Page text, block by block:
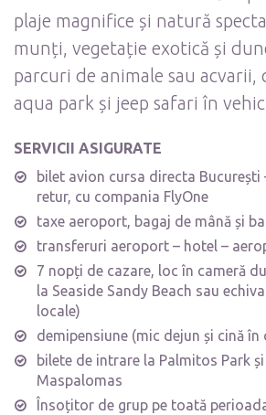
plaje magnifice și natură
munți, vegetație exotică și
parcuri de animale sau acvarii,
aqua park și jeep safari în
SERVICII ASIGURATE
bilet avion cursa directa București
retur, cu compania FlyOne
taxe aeroport, bagaj de mână și
transferuri aeroport – hotel –
7 nopți de cazare, loc în cameră
la Seaside Sandy Beach sau
locale)
demipensiune (mic dejun și cină
bilete de intrare la Palmitos Park
Maspalomas
Însoțitor de grup pe toată